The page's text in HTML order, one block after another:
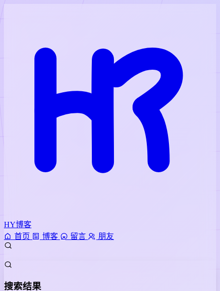
HY博客
首页
博客 留言 朋友
搜索结果